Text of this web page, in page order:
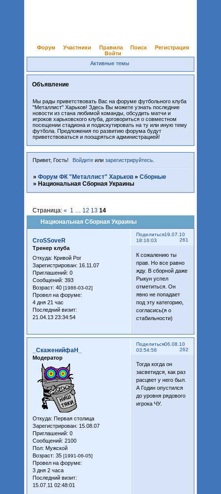
Форум Участники Правила Поиск
Регистрация
Войти
Активные темы
Объявление
Мы рады приветствовать Вас на форуме футбольного клуба
"Металлист" Харьков! Здесь Вы можете узнать последние
новости из стана любимой команды, обсудить матчи и
игроков харьковского клуба, договориться о совместном
посещении стадиона и подискутировать на ту или иную тему
футбола. Предложения по развитию форума будут
приветствоваться и поощряться администрацией!
Привет, Гость! Войдите илизарегистрируйтесь
» Форум ФК "Металлист" Харьков » Сборные
» Национальная Сборная Украины
Национальная Сборная Украины
Страница: « 1 … 12 13 14
Поделиться
261
19.07.10
18:16:03
CroSSoveR
Тренер клуба
Откуда: Кривой Рог
Зарегистрирован: 16.11.07
Приглашений: 0
Сообщений: 393
Возраст: 40 [1986-03-02]
Провел на форуме:
4 дня 21 час
Последний визит:
21.04.13 23:34:54
К сожалению ты
прав. Но все равно
жду. В сборной даже
Рыкун успел
отметиться. Он
явно не попадает
под эту категорию,
согласись(я о
стабильности)
Поделиться
262
06.08.10
03:54:56
_СкаженийфаН_
Модератор
Откуда: Первая столица
Зарегистрирован: 15.08.07
Приглашений: 0
Сообщений: 2100
Пол: Мужской
Возраст: 35 [1991-06-05]
Провел на форуме:
3 дня 2 часа
Последний визит:
15.07.11 02:48:01
Тогда когда он
засветидся, как раз
расцвет у него был.
А Годин опустился
до уровня рядового
игрока ЧУ.